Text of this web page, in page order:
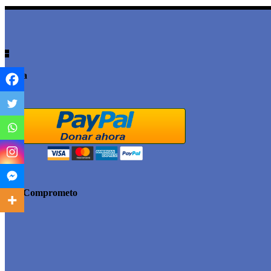
Dona
#MeComprometo